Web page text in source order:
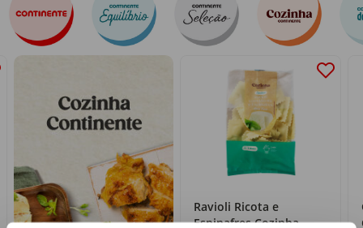
Ravioli Ricota e
Espinafres Cozinha